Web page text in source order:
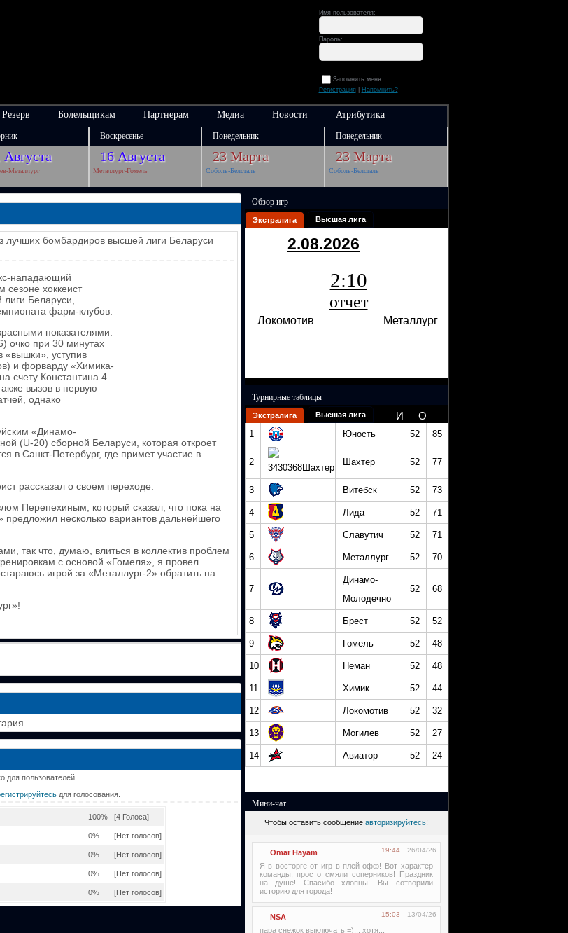
Имя пользователя:
Пароль:
Запомнить меня
Регистрация| Напомнить?
Резерв Болельщикам Партнерам Медиа Новости Атрибутика
Воскресенье Понедельник Понедельник
Августа 16 Августа 23 Марта 23 Марта
Металлург Металлург-Гомель Соболь-Белсталь Соболь-Белсталь
лучших бомбардиров высшей лиги Беларуси
нападающий
хоккеист
Беларуси,
фарм-клубов.
показателями:
очко при 30 минутах
«вышки», уступив
и форварду «Химика-
счету Константина 4
вызов в первую
однако
«Динамо-
(U-20) сборной Беларуси, которая откроет
в Санкт-Петербург, где примет участие в
рассказал о своем переходе:
Перепехиным, который сказал, что пока на
несколько вариантов дальнейшего
так что, думаю, влиться в коллектив проблем
с основой «Гомеля», я провел
игрой за «Металлург-2» обратить на
для пользователей.
для голосования.
100% [4 Голоса]
0% [Нет голосов]
0% [Нет голосов]
0% [Нет голосов]
0% [Нет голосов]
Обзор игр
Экстралига Высшая лига
2.08.2026
2:10
отчет
Локомотив Металлург
Турнирные таблицы
Экстралига Высшая лига И О
1 Юность 52 85
2 Шахтер 52 77
3 Витебск 52 73
4 Лида 52 71
5 Славутич 52 71
6 Металлург 52 70
7
Динамо-
Молодечно
52 68
8 Брест 52 52
9 Гомель 52 48
10 Неман 52 48
11 Химик 52 44
12 Локомотив 52 32
13 Могилев 52 27
14 Авиатор 52 24
Мини-чат
Чтобы оставить сообщение авторизируйтесь!
Omar Hayam 26/04/26
19:44
Я в восторге от игр в плей-офф! Вот характер
команды, просто смяли соперников! Праздник
на душе! Спасибо хлопцы! Вы сотворили
историю для города!
NSA 13/04/26
15:03
пара снежок выключать =)... хотя...